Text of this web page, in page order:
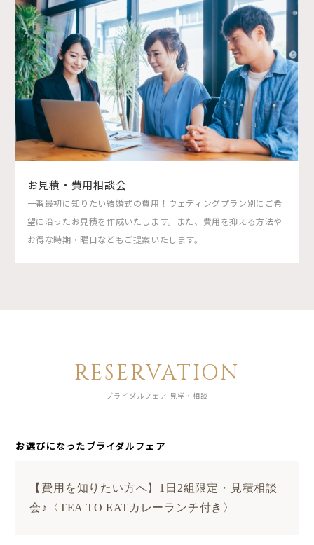
お見積・費用相談会
一番最初に知りたい結婚式の費用！ウェディングプラン別にご希
望に沿ったお見積を作成いたします。また、費用を抑える方法や
お得な時期・曜日などもご提案いたします。
RESERVATION
ブライダルフェア 見学・相談
お選びになったブライダルフェア
【費用を知りたい方へ】1日2組限定・見積相談
会♪〈TEA TO EATカレーランチ付き〉